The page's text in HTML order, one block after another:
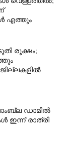
എത്തും
രൂക്ഷം;
ഡാമിൽ
ഇന്ന് രാത്രി